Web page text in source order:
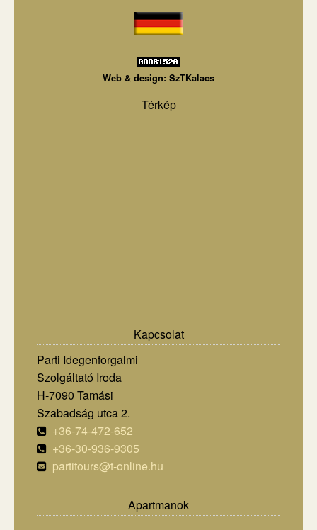
Web & design: SzTKalacs
Térkép
Kapcsolat
Parti Idegenforgalmi
Szolgáltató Iroda
H-7090 Tamási
Szabadság utca 2.
+36-74-472-652
+36-30-936-9305
partitours@t-online.hu
Apartmanok